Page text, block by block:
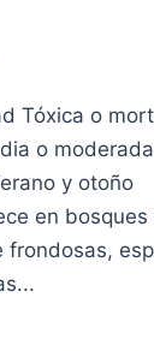
Tóxica o
o moderada
y otoño
en
frondosas,